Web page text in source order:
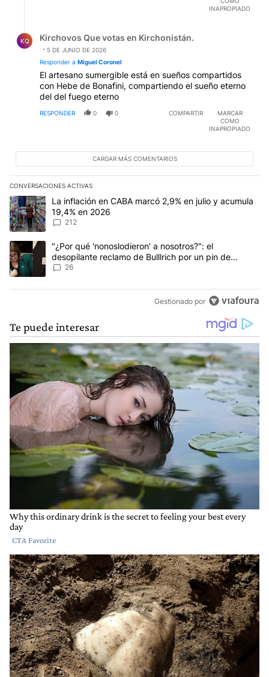
INAPROPIADO
KQ Kirchovos Que votas en Kirchonistán.
5 DE JUNIO DE 2026
Responder a Miguel Coronel
El artesano sumergible está en sueños compartidos
con Hebe de Bonafini, compartiendo el sueño eterno
del del fuego eterno
RESPONDER 0 0 COMPARTIR
MARCAR
COMO
INAPROPIADO
CARGAR MÁS COMENTARIOS
CONVERSACIONES ACTIVAS
Este listado muestra los artículos con más comentarios en los
Un artículo de tendencia con el título "La inflación en CABA
La inflación en CABA marcó 2,9% en julio y acumula
19,4% en 2026
212
Un artículo de tendencia con el título ""¿Por qué 'nonoslodieron'
"¿Por qué 'nonoslodieron' a nosotros?": el
desopilante reclamo de Bulllrich por un pin de
Malvinas
26
Gestionado por